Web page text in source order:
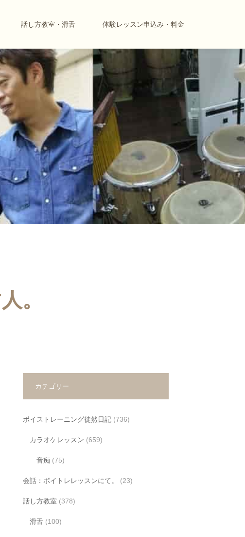
話し方教室・滑舌 体験レッスン申込み・料金
。
カテゴリー
ボイストレーニング徒然日記(736)
カラオケレッスン (659)
音痴 (75)
会話：ボイトレレッスンにて。 (23)
話し方教室 (378)
滑舌(100)